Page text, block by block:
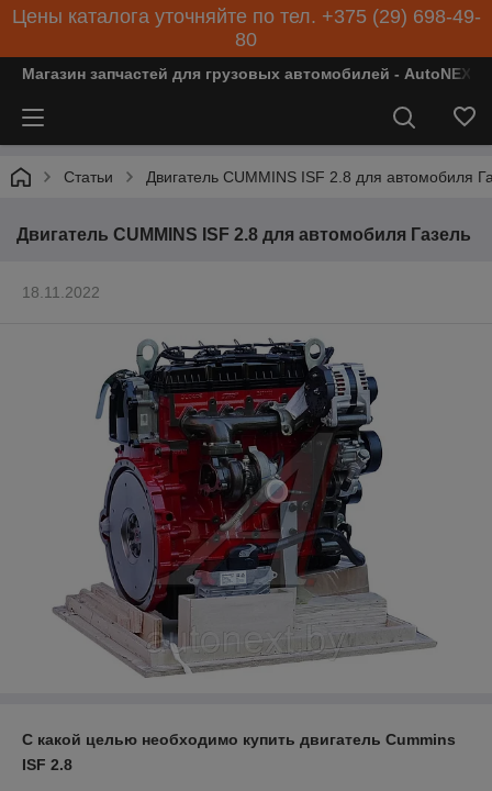
Цены каталога уточняйте по тел. +375 (29) 698-49-
80
Магазин запчастей для грузовых автомобилей - AutoNEXT
Статьи Двигатель CUMMINS ISF 2.8 для автомобиля
Двигатель CUMMINS ISF 2.8 для автомобиля Газель
18.11.2022
С какой целью необходимо купить двигатель Cummins
ISF 2.8